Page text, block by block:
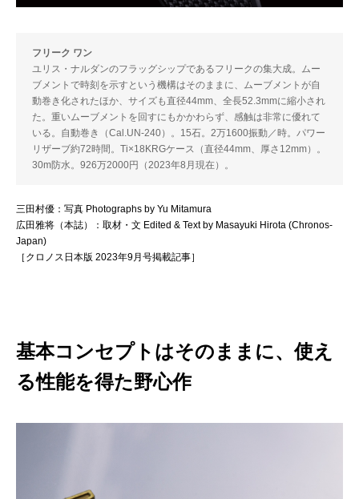
フリーク ワン
ユリス・ナルダンのフラッグシップであるフリークの集大成。ムー
ブメントで時刻を示すという機構はそのままに、ムーブメントが自
動巻き化されたほか、サイズも直径44mm、全長52.3mmに縮小され
た。重いムーブメントを回すにもかかわらず、感触は非常に優れて
いる。自動巻き（Cal.UN-240）。15石。2万1600振動／時。パワー
リザーブ約72時間。Ti×18KRGケース（直径44mm、厚さ12mm）。
30m防水。926万2000円（2023年8月現在）。
三田村優：写真 Photographs by Yu Mitamura
広田雅将（本誌）：取材・文 Edited & Text by Masayuki Hirota (Chronos-
Japan)
［クロノス日本版 2023年9月号掲載記事］
基本コンセプトはそのままに、使え
る性能を得た野心作